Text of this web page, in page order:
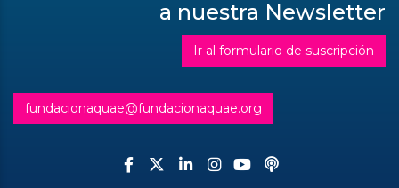
a nuestra Newsletter
Ir al formulario de suscripción
fundacionaquae@fundacionaquae.org